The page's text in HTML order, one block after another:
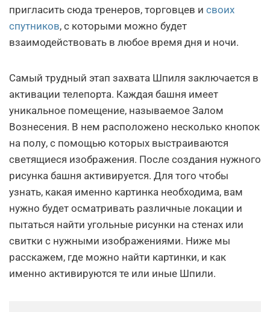
пригласить сюда тренеров, торговцев и своих
спутников, с которыми можно будет
взаимодействовать в любое время дня и ночи.
Самый трудный этап захвата Шпиля заключается в
активации телепорта. Каждая башня имеет
уникальное помещение, называемое Залом
Вознесения. В нем расположено несколько кнопок
на полу, с помощью которых выстраиваются
светящиеся изображения. После создания нужного
рисунка башня активируется. Для того чтобы
узнать, какая именно картинка необходима, вам
нужно будет осматривать различные локации и
пытаться найти угольные рисунки на стенах или
свитки с нужными изображениями. Ниже мы
расскажем, где можно найти картинки, и как
именно активируются те или иные Шпили.